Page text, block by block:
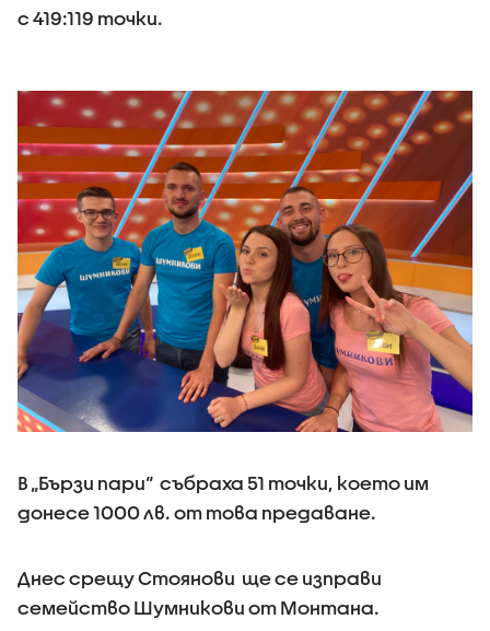
с 419:119 точки.
В „Бързи пари“ събраха 51 точки, което им
донесе 1000 лв. от това предаване.
Днес срещу Стоянови ще се изправи
семейство Шумникови от Монтана.